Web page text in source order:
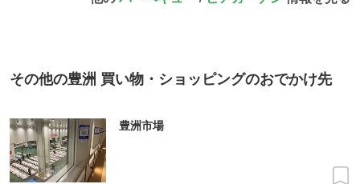
その他の豊洲 買い物・ショッピングのおでかけ先
豊洲市場